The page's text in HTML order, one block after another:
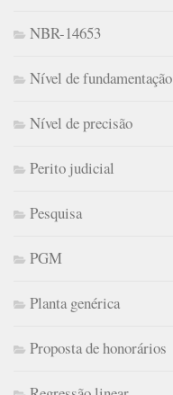
NBR-14653
Nível de fundamentação
Nível de precisão
Perito judicial
Pesquisa
PGM
Planta genérica
Proposta de honorários